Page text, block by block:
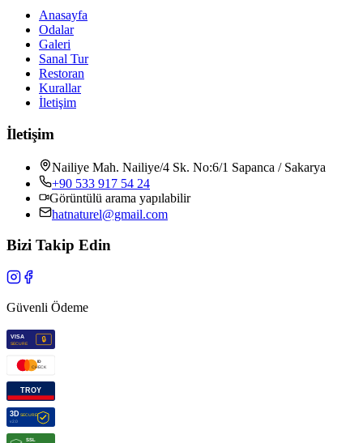
Anasayfa
Odalar
Galeri
Sanal Tur
Restoran
Kurallar
İletişim
İletişim
Nailiye Mah. Nailiye/4 Sk. No:6/1 Sapanca / Sakarya
+90 533 917 54 24
Görüntülü arama yapılabilir
hatnaturel@gmail.com
Bizi Takip Edin
Güvenli Ödeme